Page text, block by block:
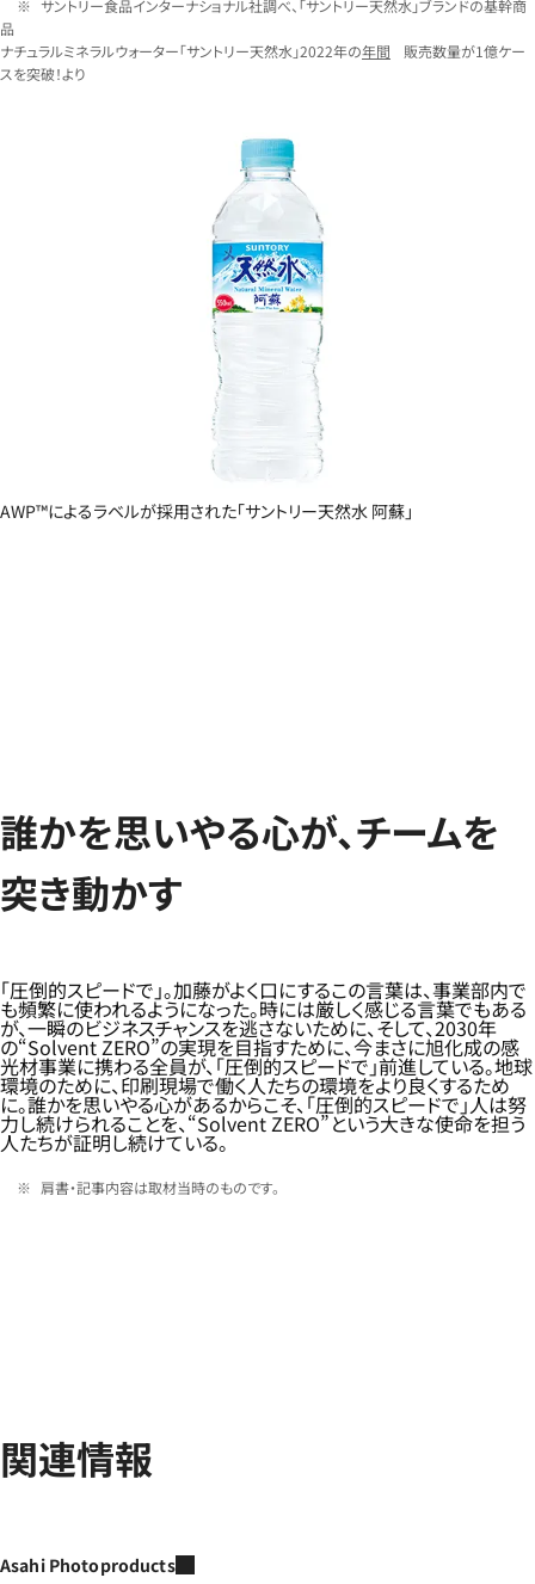
サントリー食品インターナショナル社調べ、「サントリー天然水」ブランドの基幹商
品
ナチュラルミネラルウォーター「サントリー天然水」2022年の年間
販売数量が1億ケー
スを突破！より
AWP™によるラベルが採用された「サントリー天然水 阿蘇」
誰かを思いやる心が、チームを
突き動かす
「圧倒的スピードで」。加藤がよく口にするこの言葉は、事業部内で
も頻繁に使われるようになった。時には厳しく感じる言葉でもある
が、一瞬のビジネスチャンスを逃さないために、そして、2030年
の“Solvent ZERO”の実現を目指すために、今まさに旭化成の感
光材事業に携わる全員が、「圧倒的スピードで」前進している。地球
環境のために、印刷現場で働く人たちの環境をより良くするため
に。誰かを思いやる心があるからこそ、「圧倒的スピードで」人は努
力し続けられることを、“Solvent ZERO”という大きな使命を担う
人たちが証明し続けている。
肩書・記事内容は取材当時のものです。
関連情報
Asahi Photoproducts